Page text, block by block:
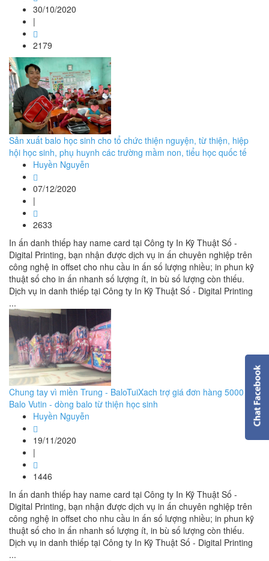
30/10/2020
|
2179
Sản xuất balo học sinh cho tổ chức thiện nguyện, từ thiện, hiệp
hội học sinh, phụ huynh các trường mầm non, tiểu học quốc tế
Huyền Nguyễn
07/12/2020
|
2633
In ấn danh thiếp hay name card tại Công ty In Kỹ Thuật Số -
Digital Printing, bạn nhận được dịch vụ in ấn chuyên nghiệp trên
công nghệ in offset cho nhu cầu in ấn số lượng nhiều; in phun kỹ
thuật số cho in ấn nhanh số lượng ít, in bù số lượng còn thiếu.
Dịch vụ in danh thiếp tại Công ty In Kỹ Thuật Số - Digital Printing
...
Chung tay vì miền Trung - BaloTuiXach trợ giá đơn hàng 5000
Balo Vutin - dòng balo từ thiện học sinh
Huyền Nguyễn
19/11/2020
|
1446
In ấn danh thiếp hay name card tại Công ty In Kỹ Thuật Số -
Digital Printing, bạn nhận được dịch vụ in ấn chuyên nghiệp trên
công nghệ in offset cho nhu cầu in ấn số lượng nhiều; in phun kỹ
thuật số cho in ấn nhanh số lượng ít, in bù số lượng còn thiếu.
Dịch vụ in danh thiếp tại Công ty In Kỹ Thuật Số - Digital Printing
...